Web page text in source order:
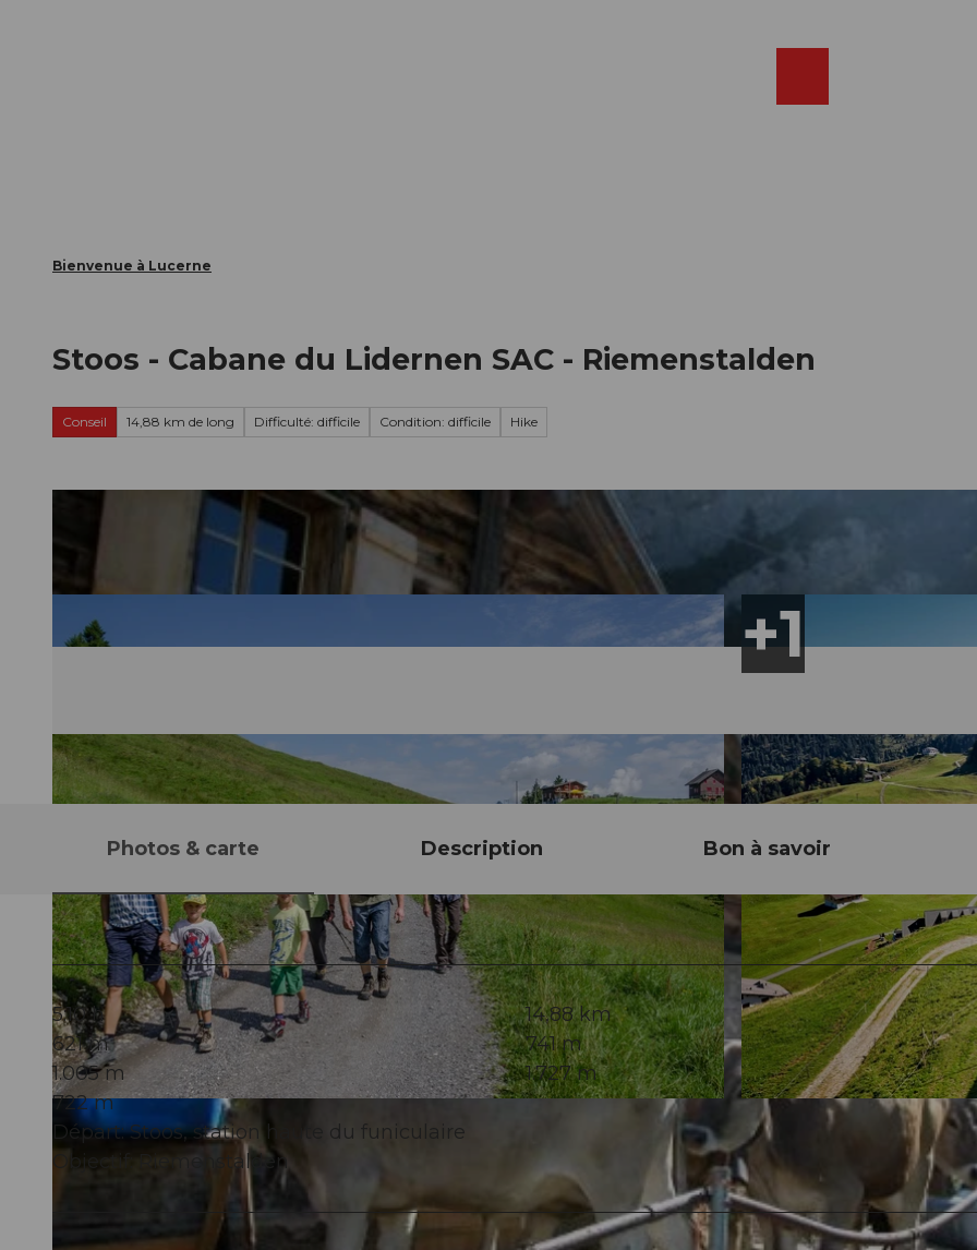
Bienvenue à Lucerne
Stoos - Cabane du Lidernen SAC - Riemenstalden
Conseil 14,88 km de long Difficulté: difficile Condition: difficile Hike
© Stoos-Muotatal Tourismus, Stoos-Muotatal Tourismus © Beat Brechbühl, Stoos-Muotatal Tourismus
Photos & carte Description Bon à savoir
5:10 h
14,88 km
621 m
741 m
1.005 m
1.727 m
722 m
Départ: Stoos, station haute du funiculaire
Objectif: Riemenstalden